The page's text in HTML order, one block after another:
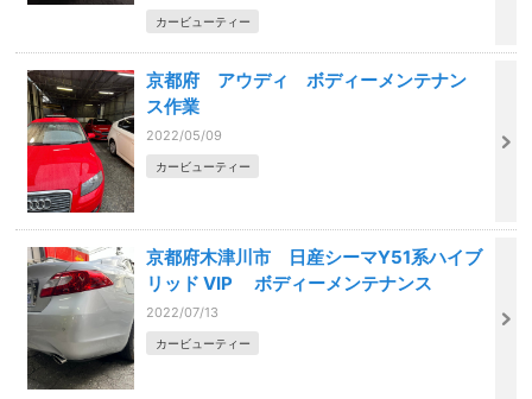
カービューティー
京都府 アウディ ボディーメンテナン
ス作業
2022/05/09
カービューティー
京都府木津川市 日産シーマY51系ハイブ
リッド VIP ボディーメンテナンス
2022/07/13
カービューティー